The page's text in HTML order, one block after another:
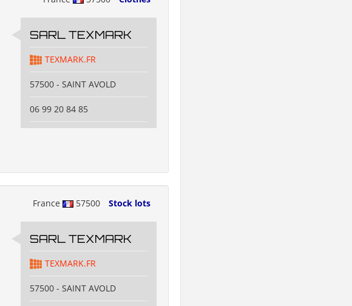
SARL TEXMARK
TEXMARK.FR
57500 - SAINT AVOLD
06 99 20 84 85
France 57500 Stock lots
SARL TEXMARK
TEXMARK.FR
57500 - SAINT AVOLD